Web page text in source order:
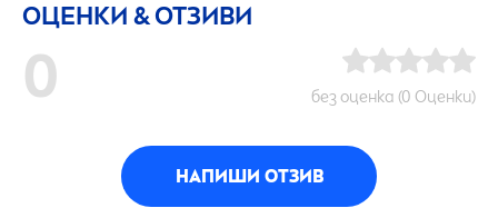
ОЦЕНКИ & ОТЗИВИ
0 без оценка (0 Оценки)
НАПИШИ ОТЗИВ